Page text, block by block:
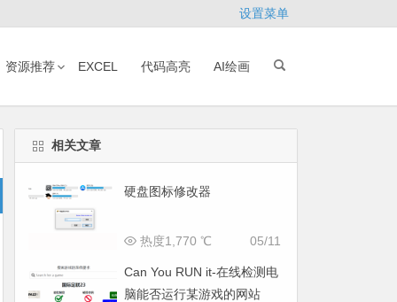
设置菜单
资源推荐 EXCEL 代码高亮 AI绘画
相关文章
硬盘图标修改器
05/11
热度1,770 ℃
Can You RUN it-在线检测电
脑能否运行某游戏的网站